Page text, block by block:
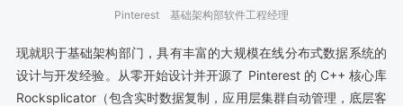
Pinterest 基础架构部软件工程经理
现就职于基础架构部门，具有丰富的大规模在线分布式数据系统的
设计与开发经验。从零开始设计并开源了 Pinterest 的 C++ 核心库
Rocksplicator（包含实时数据复制，应用层集群自动管理，底层客